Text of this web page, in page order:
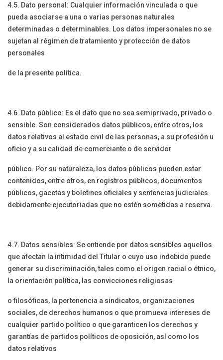
4.5. Dato personal: Cualquier información vinculada o que
pueda asociarse a una o varias personas naturales
determinadas o determinables. Los datos impersonales no se
sujetan al régimen de tratamiento y protección de datos
personales
de la presente política.
4.6. Dato público: Es el dato que no sea semiprivado, privado o
sensible. Son considerados datos públicos, entre otros, los
datos relativos al estado civil de las personas, a su profesión u
oficio y a su calidad de comerciante o de servidor
público. Por su naturaleza, los datos públicos pueden estar
contenidos, entre otros, en registros públicos, documentos
públicos, gacetas y boletines oficiales y sentencias judiciales
debidamente ejecutoriadas que no estén sometidas a reserva.
4.7. Datos sensibles: Se entiende por datos sensibles aquellos
que afectan la intimidad del Titular o cuyo uso indebido puede
generar su discriminación, tales como el origen racial o étnico,
la orientación política, las convicciones religiosas
o filosóficas, la pertenencia a sindicatos, organizaciones
sociales, de derechos humanos o que promueva intereses de
cualquier partido político o que garanticen los derechos y
garantías de partidos políticos de oposición, así como los
datos relativos